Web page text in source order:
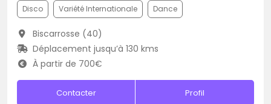
Disco Variété Internationale Dance
Biscarrosse (40)
Déplacement jusqu’à 130 kms
À partir de 700€
Contacter Profil